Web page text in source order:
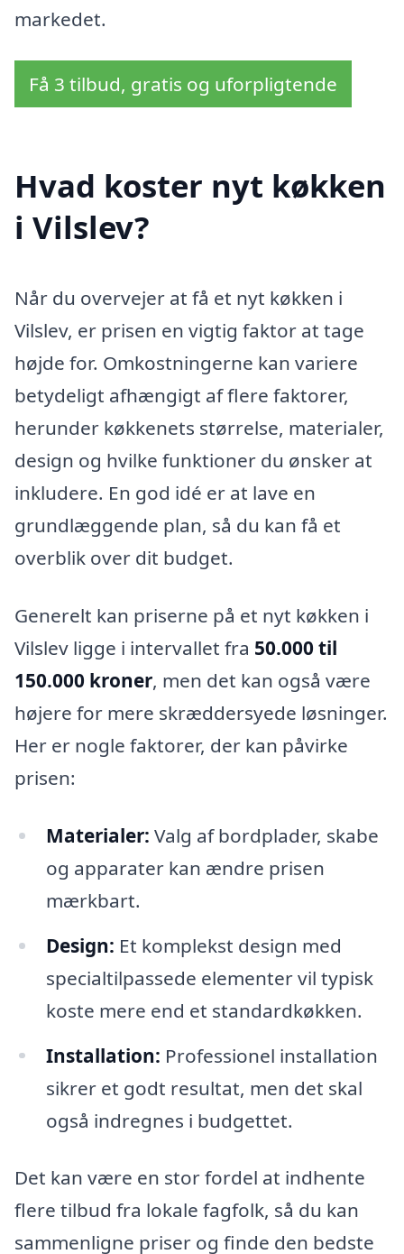
markedet.
Få 3 tilbud, gratis og uforpligtende
Hvad koster nyt køkken
i Vilslev?
Når du overvejer at få et nyt køkken i
Vilslev, er prisen en vigtig faktor at tage
højde for. Omkostningerne kan variere
betydeligt afhængigt af flere faktorer,
herunder køkkenets størrelse, materialer,
design og hvilke funktioner du ønsker at
inkludere. En god idé er at lave en
grundlæggende plan, så du kan få et
overblik over dit budget.
Generelt kan priserne på et nyt køkken i
Vilslev ligge i intervallet fra 50.000 til
150.000 kroner, men det kan også være
højere for mere skræddersyede løsninger.
Her er nogle faktorer, der kan påvirke
prisen:
Materialer: Valg af bordplader, skabe
og apparater kan ændre prisen
mærkbart.
Design: Et komplekst design med
specialtilpassede elementer vil typisk
koste mere end et standardkøkken.
Installation: Professionel installation
sikrer et godt resultat, men det skal
også indregnes i budgettet.
Det kan være en stor fordel at indhente
flere tilbud fra lokale fagfolk, så du kan
sammenligne priser og finde den bedste